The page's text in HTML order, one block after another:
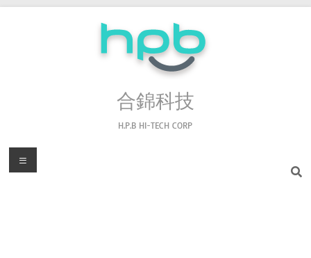
合錦科技
H.P.B HI-TECH CORP